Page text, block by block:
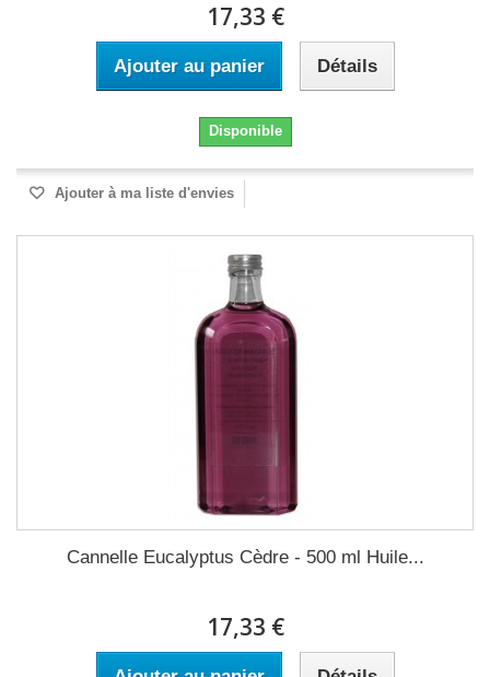
17,33 €
Ajouter au panier Détails
Disponible
Ajouter à ma liste d'envies
Cannelle Eucalyptus Cèdre - 500 ml Huile...
17,33 €